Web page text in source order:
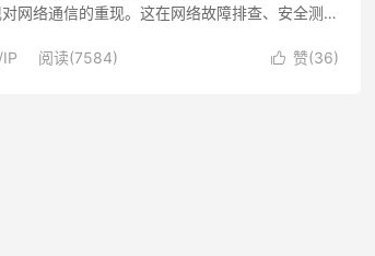
网络通信的重现。这在网络故障排查、安全测
 赞(36)
阅读(7584)